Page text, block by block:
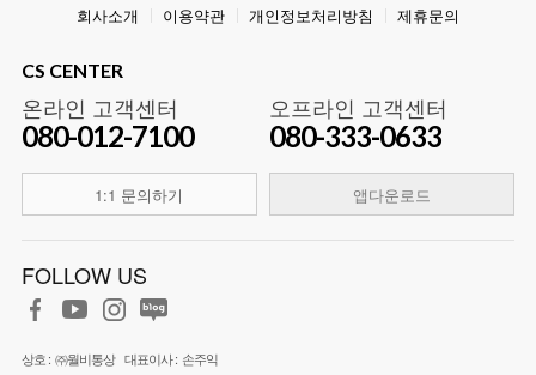
회사소개 이용약관 개인정보처리방침 제휴문의
CS CENTER
온라인 고객센터
080-012-7100
1:1 문의하기
오프라인 고객센터
080-333-0633
앱다운로드
FOLLOW US
상호 : ㈜월비통상 대표이사 : 손주익